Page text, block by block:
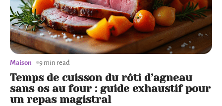
Temps de cuisson du rôti d’agneau
sans os au four : guide exhaustif pour
un repas magistral
Maison 9 min read